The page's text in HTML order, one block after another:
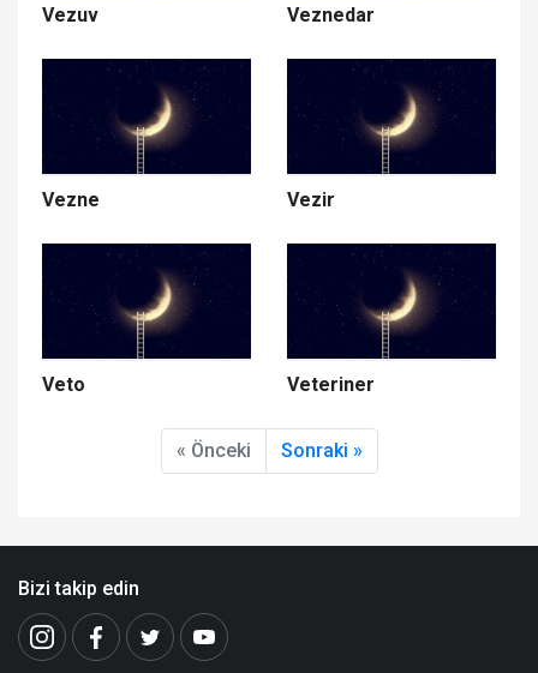
Vezuv Veznedar
Vezne Vezir
Veto Veteriner
« Önceki Sonraki »
Bizi takip edin